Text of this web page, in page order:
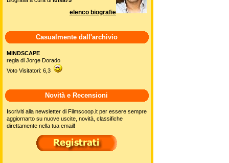
elenco biografie
Casualmente dall'archivio
MINDSCAPE
regia di Jorge Dorado
Voto Visitatori: 6,3
Novità e Recensioni
Iscriviti alla newsletter di Filmscoop.it per essere sempre
aggiornarto su nuove uscite, novità, classifiche
direttamente nella tua email!